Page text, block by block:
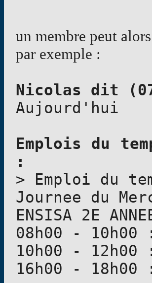
un membre peut
par exemple :
Nicolas dit
Aujourd'hui
Emplois du
:
> Emploi du
Journee du
ENSISA 2E
08h00 -
10h00 - 12h00
16h00 -